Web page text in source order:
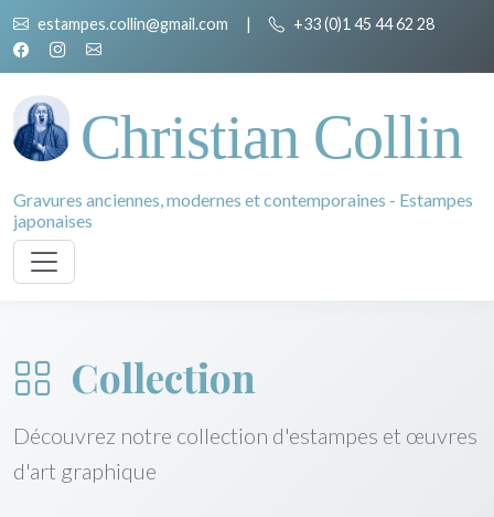
estampes.collin@gmail.com | +33 (0)1 45 44 62 28
Christian Collin
Gravures anciennes, modernes et contemporaines - Estampes
japonaises
Collection
Découvrez notre collection d'estampes et œuvres
d'art graphique